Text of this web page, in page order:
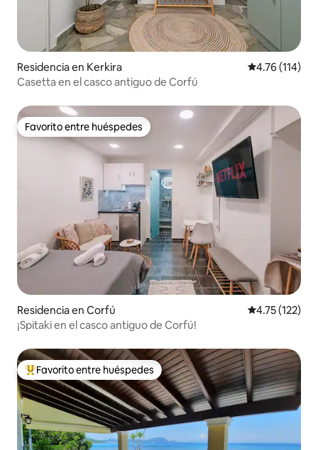
Residencia en Kerkira Calificación
4.76 (114)
Casetta en el casco antiguo de Corfú
Favorito entre huéspedes
Favorito entre huéspedes
Residencia en Corfú Calificación
4.75 (122)
¡Spitaki en el casco antiguo de Corfú!
De los mejores en Favorito entre huéspedes
Favorito entre huéspedes